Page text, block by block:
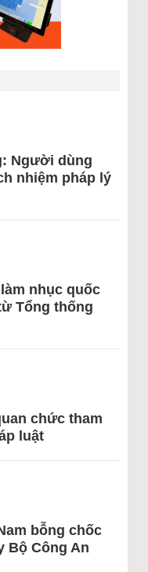
Người dùng
nhiệm pháp lý
nhục quốc
Tổng thống
chức tham
luật
bỗng chốc
Bộ Công An